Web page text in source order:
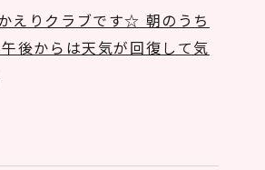
えりクラブです☆ 朝のうち
後からは天気が回復して気